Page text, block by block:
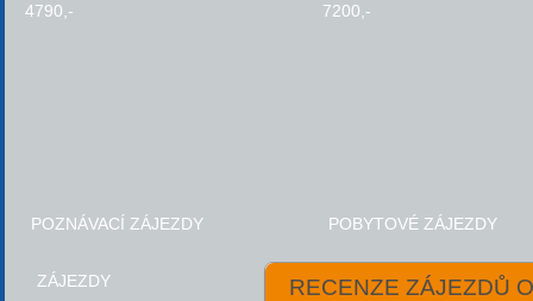
POZNÁVACÍ ZÁJEZDY
4790,-
POBYTOVÉ ZÁJEZDY
7200,-
RECENZE ZÁJEZDŮ
ZÁJEZDY